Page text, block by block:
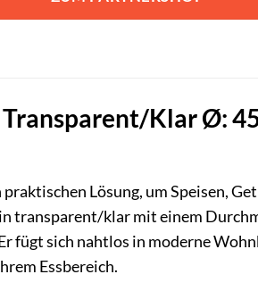
Klar Ø:
Lösung, um Speisen,
transparent/klar mit einem
fügt sich nahtlos in moderne
Essbereich.